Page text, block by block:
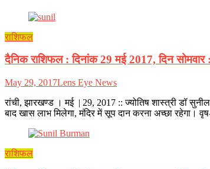
राशिफल
दैनिक राशिफल : दिनांक 29 मई 2017, दिन सोमवार
May 29, 2017Lens Eye News
रांची, झारखण्ड । मई | 29, 2017 :: ज्योतिष शास्त्री डॉ
बाद खास लाभ मिलेगा, मंदिर में सूप दान करना अच्छा रहेगा।
राशिफल